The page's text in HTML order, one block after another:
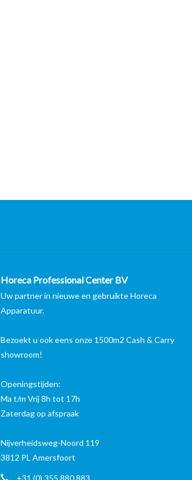
Horeca Professional Center BV
Uw partner in nieuwe en gebruikte Horeca
Apparatuur.
Bezoekt u ook eens onze 1500m2 Cash & Carry
showroom!
Openingstijden:
Ma t/m Vrij 8h tot 17h
Zaterdag op afspraak
Nijverheidsweg-Noord 119
3812 PL Amersfoort